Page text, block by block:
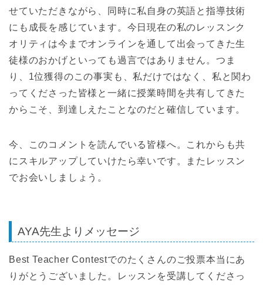
せていただきながら、同時に私自身の英語と指導技術
にも成長を感じています。今日現在の私のレッスンク
オリティは今までオンラインを通して出会ってきた生
徒様のおかげといっても過言ではありません。つま
り、1位獲得のこの事実も、私だけではなく、私と関わ
ってくださった皆様と一緒に授業時間を共有してきた
からこそ、到達しえたことなのだと確信しています。
今、このコメントを読んでいる皆様へ。これからも共
にスキルアップしていけたら幸いです。またレッスン
でお会いしましょう。
AYA先生よりメッセージ
Best Teacher Contestでのたくさんのご投票本当にあ
りがとうございました。レッスンを受講してくださっ